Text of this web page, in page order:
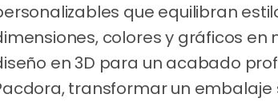
que equilibran
colores y gráficos en
en 3D para un acabado
transformar un